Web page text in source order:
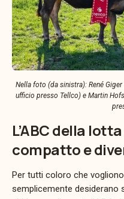
Nella foto (da sinistra): René
ufficio presso Tellco) e Martin
L’ABC della
compatto e
Per tutti coloro che vogliono
semplicemente desiderano